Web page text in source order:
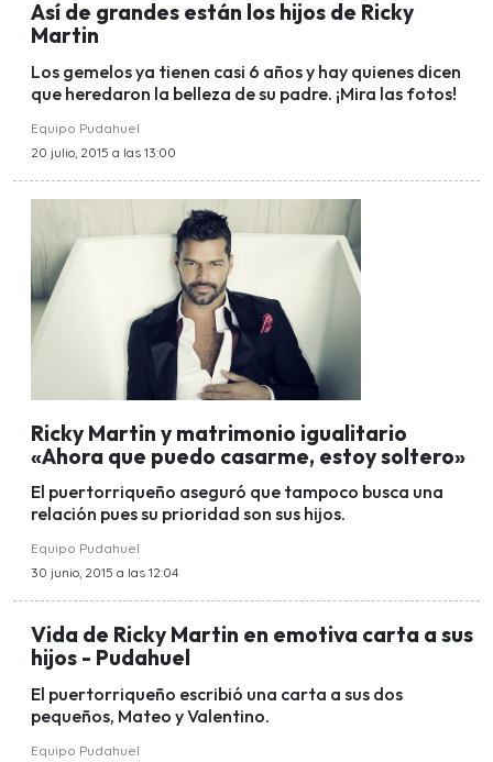
Así de grandes están los hijos de Ricky
Martin
Los gemelos ya tienen casi 6 años y hay quienes dicen
que heredaron la belleza de su padre. ¡Mira las fotos!
Equipo Pudahuel
20 julio, 2015 a las 13:00
Ricky Martin y matrimonio igualitario
«Ahora que puedo casarme, estoy soltero»
El puertorriqueño aseguró que tampoco busca una
relación pues su prioridad son sus hijos.
Equipo Pudahuel
30 junio, 2015 a las 12:04
Vida de Ricky Martin en emotiva carta a sus
hijos - Pudahuel
El puertorriqueño escribió una carta a sus dos
pequeños, Mateo y Valentino.
Equipo Pudahuel